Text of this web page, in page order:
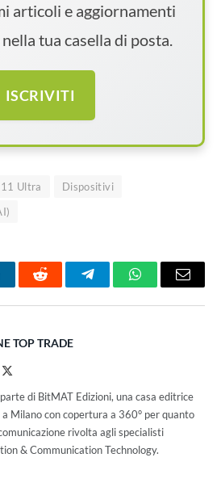
articoli e aggiornamenti
tua casella di posta.
ISCRIVITI
11 Ultra
Dispositivi
Reddit TelegramWhatsAppEmail
TOP TRADE
di BitMAT Edizioni, una casa editrice
a Milano con copertura a 360° per quanto
rivolta agli specialisti
& Communication Technology.